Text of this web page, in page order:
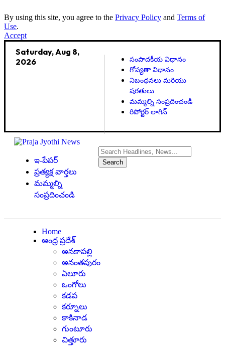
By using this site, you agree to the Privacy Policy and Terms of
Use.
Accept
Saturday, Aug 8,
2026
సంపాదకీయ విధానం
గోప్యతా విధానం
నిబంధనలు మరియు
షరతులు
మమ్మల్ని సంప్రదించండి
రిపోర్టర్ లాగిన్
ఇ-పేపర్
ప్రత్యక్ష వార్తలు
మమ్మల్ని
సంప్రదించండి
Home
ఆంధ్ర ప్రదేశ్
అనకాపల్లి
అనంతపురం
ఏలూరు
ఒంగోలు
కడప
కర్నూలు
కాకినాడ
గుంటూరు
చిత్తూరు